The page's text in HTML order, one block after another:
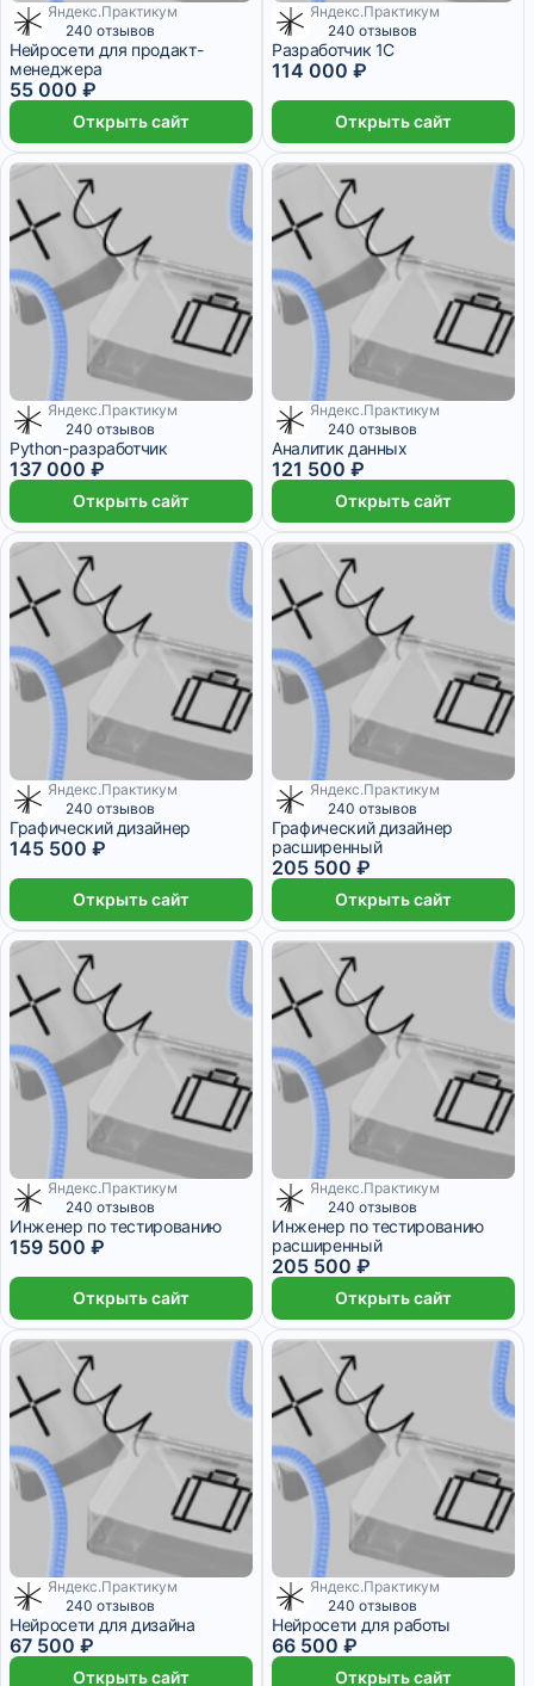
2 245 ₽/мес
Яндекс.Практикум
240 отзывов
Нейросети для продакт-
менеджера
55 000 ₽
Открыть сайт
4 654 ₽/мес
Яндекс.Практикум
240 отзывов
Разработчик 1С
114 000 ₽
Открыть сайт
5 593 ₽/мес
Яндекс.Практикум
240 отзывов
Python-разработчик
137 000 ₽
Открыть сайт
4 960 ₽/мес
Яндекс.Практикум
240 отзывов
Аналитик данных
121 500 ₽
Открыть сайт
5 940 ₽/мес
Яндекс.Практикум
240 отзывов
Графический дизайнер
145 500 ₽
Открыть сайт
8 389 ₽/мес
Яндекс.Практикум
240 отзывов
Графический дизайнер
расширенный
205 500 ₽
Открыть сайт
6 511 ₽/мес
Яндекс.Практикум
240 отзывов
Инженер по тестированию
159 500 ₽
Открыть сайт
8 389 ₽/мес
Яндекс.Практикум
240 отзывов
Инженер по тестированию
расширенный
205 500 ₽
Открыть сайт
2 755 ₽/мес
Яндекс.Практикум
240 отзывов
Нейросети для дизайна
67 500 ₽
Открыть сайт
2 714 ₽/мес
Яндекс.Практикум
240 отзывов
Нейросети для работы
66 500 ₽
Открыть сайт